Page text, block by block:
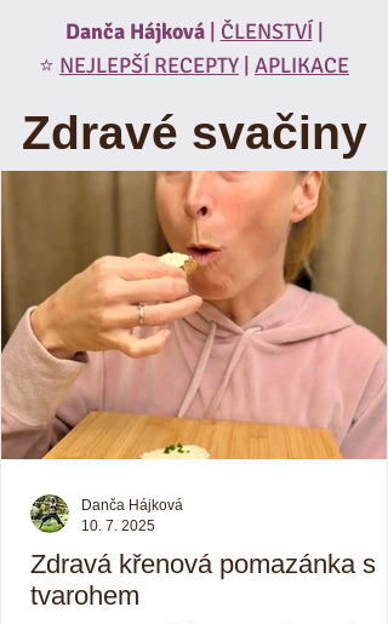
Danča Hájková| ČLENSTVÍ
⭐️ NEJLEPŠÍ RECEPTY APLIKACE
Zdravé svačiny
Zdravá křenová pomazánka s
tvarohem
Danča Hájková
10. 7. 2025